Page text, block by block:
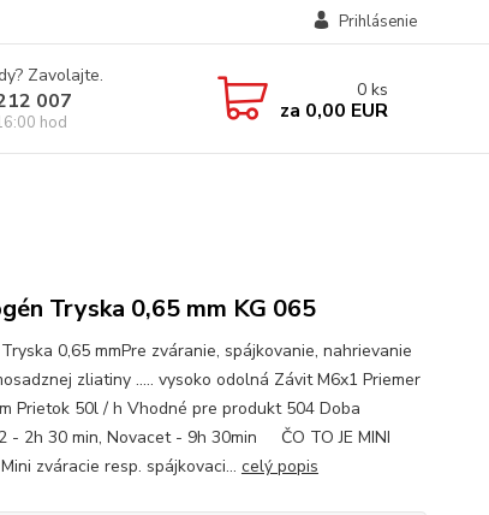
Prihlásenie
Zavolajte.
007
hod
0 ks
za 0,00 EUR
Tryska 0,65 mm KG 065
0,65 mmPre zváranie, spájkovanie, nahrievanie
zliatiny ..... vysoko odolná Závit M6x1 Priemer
Prietok 50l / h Vhodné pre produkt 504 Doba
- 2h 30 min, Novacet - 9h 30min ČO TO JE MINI
zváracie resp. spájkovaci... celý popis